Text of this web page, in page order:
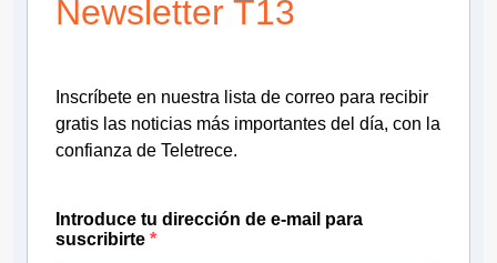
Newsletter T13
Inscríbete en nuestra lista de correo para recibir
gratis las noticias más importantes del día, con la
confianza de Teletrece.
Introduce tu dirección de e-mail para
suscribirte